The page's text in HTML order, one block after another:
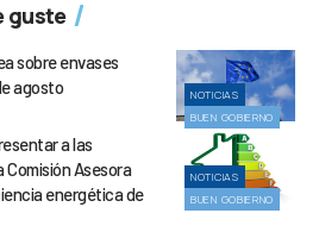
guste
NOTICIAS
BUEN GOBIERNO
sobre envases
agosto
NOTICIAS
BUEN GOBIERNO
a las
Comisión Asesora
energética de